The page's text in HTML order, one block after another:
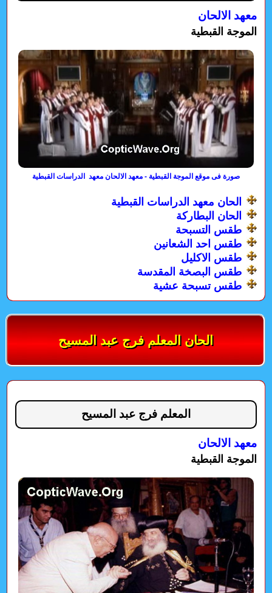
معهد الالحان
الموجة القبطية
صورة فى موقع الموجة القبطية - معهد الالحان معهد الدراسات القبطية
الحان معهد الدراسات القبطية
الحان البطاركة
طقس التسبحة
طقس احد الشعانين
طقس الاكليل
طقس البصخة المقدسة
طقس تسبحة عشية
الحان المعلم فرج عبد المسيح
المعلم فرج عبد المسيح
معهد الالحان
الموجة القبطية